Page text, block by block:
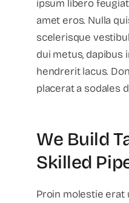
ipsum libero
amet eros. Nulla
scelerisque
dui metus, dapibus
hendrerit lacus.
placerat a sodales
We Build
Skilled
Proin molestie erat